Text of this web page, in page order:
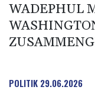
Nach Tod von 37-
freiem Fuß
Deutschlands
WADEPHUL
POLITIK 29.06.2026